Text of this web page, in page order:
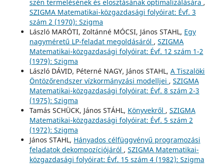
szén termelésének és elosztásának optimalizálására ,
SZIGMA Matematikai-közgazdasági folyóirat: Évf. 3
szám 2 (1970): Szigma
László MARÓTI, Zoltánné MÓCSI, János STAHL, Egy
nagyméretű LP-feladat megoldásáról , SZIGMA
Matematikai-közgazdasági folyóirat: Évf. 12 szám 1-2
(1979): Szigma
László DÁVID, Péterné NAGY, János STAHL, A Tiszalöki
Öntözőrendszer vízkormányzási modelljei , SZIGMA
Matematikai-közgazdasági folyóirat: Évf. 8 szám 2-3
(1975): Szigma
Tamás SCHÜCK, János STÁHL, Könyvekről , SZIGMA
Matematikai-közgazdasági folyóirat: Évf. 5 szám 2
(1972): Szigma
János STAHL, Hányados célfüggvényű programozási
feladatok dekompozíciójáról , SZIGMA Matematikai-
közgazdasági folyóirat: Évf. 15 szám 4 (1982): Szigma